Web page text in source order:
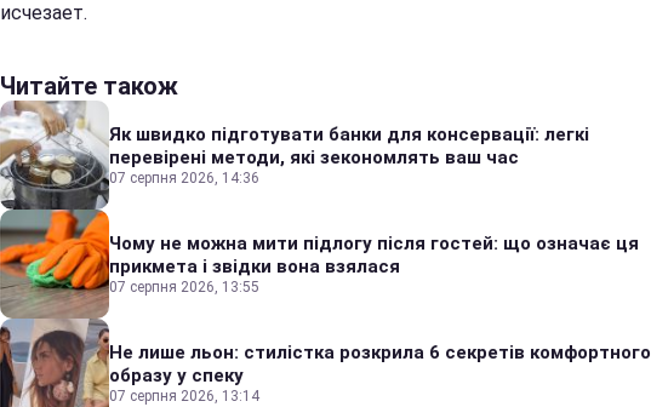
исчезает.
Читайте також
Як швидко підготувати банки для консервації: легкі
перевірені методи, які зекономлять ваш час
07 серпня 2026, 14:36
Чому не можна мити підлогу після гостей: що означає ця
прикмета і звідки вона взялася
07 серпня 2026, 13:55
Не лише льон: стилістка розкрила 6 секретів комфортного
образу у спеку
07 серпня 2026, 13:14